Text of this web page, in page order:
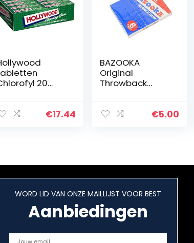
20
€17.44
BAZOOKA
Original
Throwback
€5.00
WORD LID VAN ONZE MAILLIJST VOOR BEST
Aanbiedingen